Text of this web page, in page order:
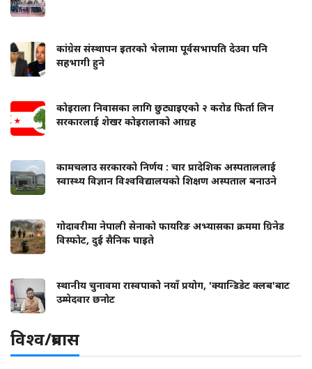
कांग्रेस संस्थापन इतरको भेलामा पूर्वसभापति देउवा पनि
सहभागी हुने
कोइराला निवासका लागि छुट्याइएको २ करोड फिर्ता लिन
सरकारलाई शेखर कोइरालाको आग्रह
कामचलाउ सरकारको निर्णय : चार प्रादेशिक अस्पताललाई
स्वास्थ्य विज्ञान विश्वविद्यालयको शिक्षण अस्पताल बनाउने
गोदावरीमा नेपाली सेनाको फायरिङ अभ्यासका क्रममा ग्रिनेड
विस्फोट, दुई सैनिक घाइते
स्थानीय चुनावमा रास्वपाको नयाँ प्रयोग, 'क्यान्डिडेट क्लब'बाट
उम्मेदवार छनोट
विश्व/प्रबास